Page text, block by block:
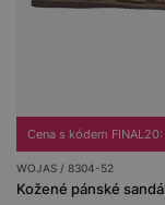
Cena s kódem FINAL20:
WOJAS / 8304-52